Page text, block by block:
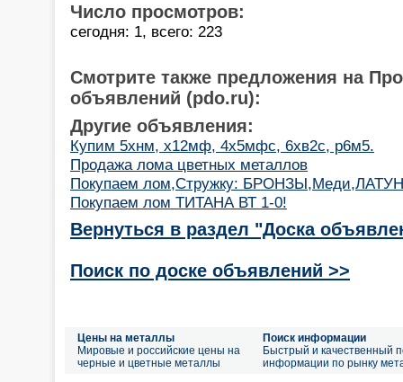
Число просмотров:
сегодня: 1, всего: 223
Смотрите также предложения на
объявлений (pdo.ru):
Другие объявления:
Купим 5хнм, х12мф, 4х5мфс, 6хв2с, р6м5.
Продажа лома цветных металлов
Покупаем лом,Стружку:
Покупаем лом ТИТАНА ВТ 1-0!
Вернуться в раздел "Доска
Поиск по доске объявлений >>
Цены на металлы
Мировые и российские цены на
черные и цветные металлы
Поиск информации
Быстрый и качественный
информации по рынку